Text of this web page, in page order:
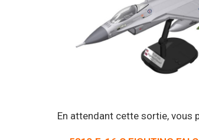
En attendant cette sortie, vous